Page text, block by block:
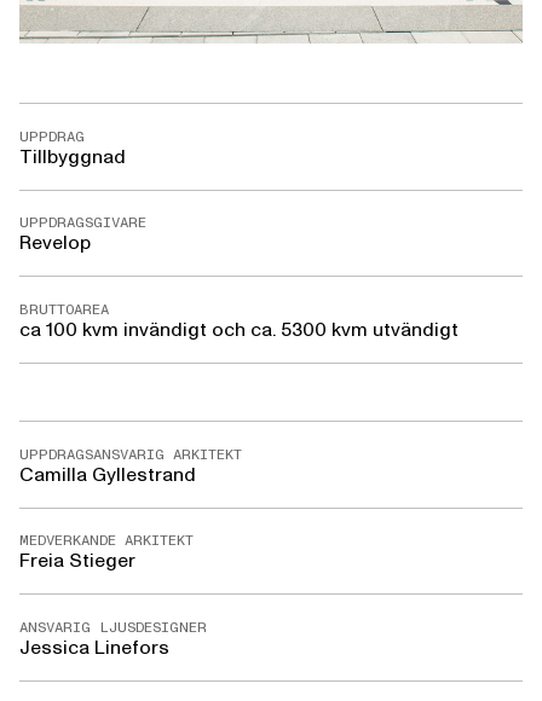
UPPDRAG
Tillbyggnad
UPPDRAGSGIVARE
Revelop
BRUTTOAREA
ca 100 kvm invändigt och ca. 5300 kvm utvändigt
UPPDRAGSANSVARIG ARKITEKT
Camilla Gyllestrand
MEDVERKANDE ARKITEKT
Freia Stieger
ANSVARIG LJUSDESIGNER
Jessica Linefors